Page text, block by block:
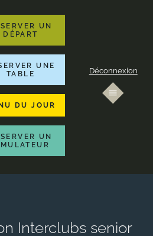
UN
DÉPART
UNE
TABLE
DU JOUR
UN
Déconnexion
Interclubs senior